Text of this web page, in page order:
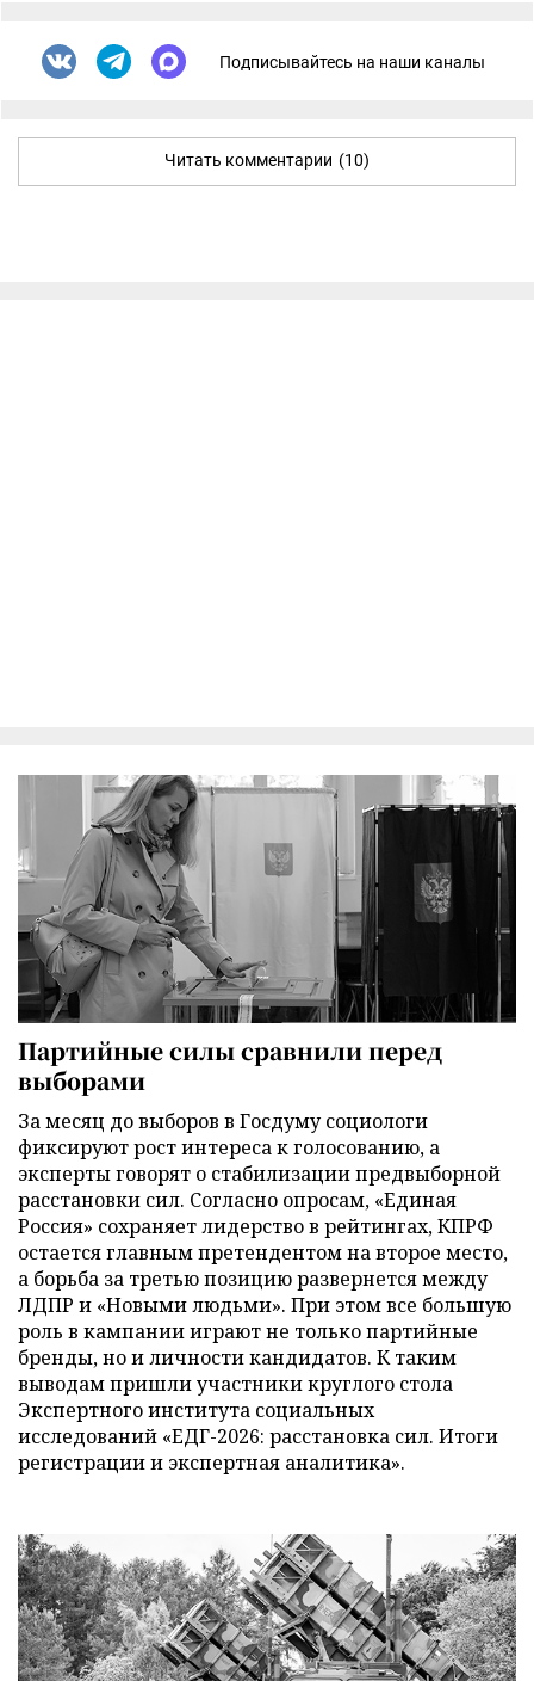
Подписывайтесь на наши каналы
Читать комментарии (10)
Партийные силы сравнили перед
выборами
За месяц до выборов в Госдуму социологи
фиксируют рост интереса к голосованию, а
эксперты говорят о стабилизации предвыборной
расстановки сил. Согласно опросам, «Единая
Россия» сохраняет лидерство в рейтингах, КПРФ
остается главным претендентом на второе место,
а борьба за третью позицию развернется между
ЛДПР и «Новыми людьми». При этом все большую
роль в кампании играют не только партийные
бренды, но и личности кандидатов. К таким
выводам пришли участники круглого стола
Экспертного института социальных
исследований «ЕДГ-2026: расстановка сил. Итоги
регистрации и экспертная аналитика».